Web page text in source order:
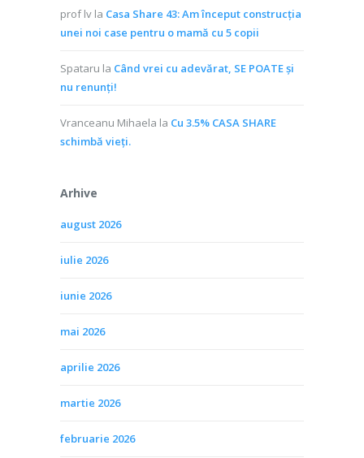
prof lv la Casa Share 43: Am început construcția
unei noi case pentru o mamă cu 5 copii
Spataru la Când vrei cu adevărat, SE POATE și
nu renunți!
Vranceanu Mihaela la Cu 3.5% CASA SHARE
schimbă vieţi.
Arhive
august 2026
iulie 2026
iunie 2026
mai 2026
aprilie 2026
martie 2026
februarie 2026